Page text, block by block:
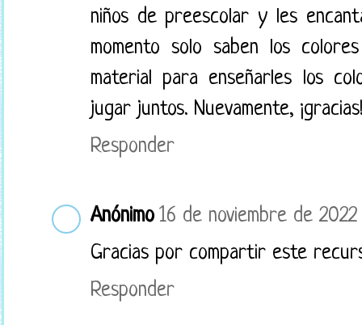
niños de preescolar y les
momento solo saben los
material para enseñarles los
jugar juntos. Nuevamente,
Responder
Anónimo 16 de noviembre de
Gracias por compartir este
Responder